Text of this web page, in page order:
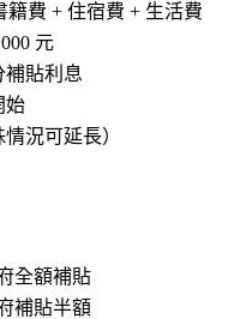
籍費 + 住宿費 + 生活費
元
補貼利息
始
況可延長）
全額補貼
補貼半額